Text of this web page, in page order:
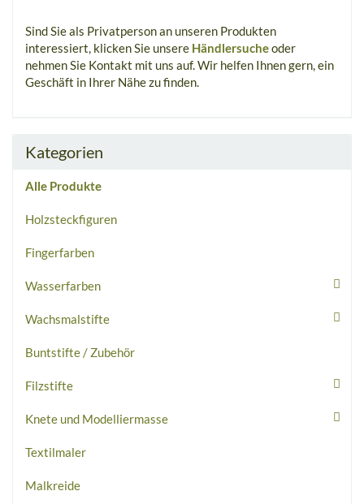
Sind Sie als Privatperson an unseren Produkten
interessiert, klicken Sie unsere Händlersucheoder
nehmen Sie Kontakt mit uns auf. Wir helfen Ihnen gern, ein
Geschäft in Ihrer Nähe zu finden.
Kategorien
Alle Produkte
Holzsteckfiguren
Fingerfarben
Wasserfarben
Wachsmalstifte
Buntstifte / Zubehör
Filzstifte
Knete und Modelliermasse
Textilmaler
Malkreide